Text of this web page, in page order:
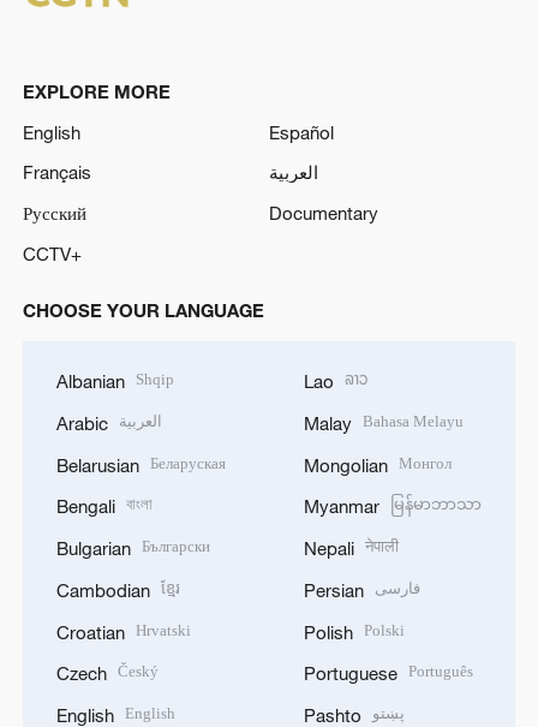
EXPLORE MORE
English
Español
Français
العربية
Русский
Documentary
CCTV+
CHOOSE YOUR LANGUAGE
Albanian Shqip
Arabic العربية
Belarusian Беларуская
Bengali বাংলা
Bulgarian Български
Cambodian ខ្មែរ
Croatian Hrvatski
Czech Český
English English
Lao ລາວ
Malay Bahasa Melayu
Mongolian Монгол
Myanmar မြန်မာဘာသာ
Nepali नेपाली
Persian فارسی
Polish Polski
Portuguese Português
Pashto پښتو